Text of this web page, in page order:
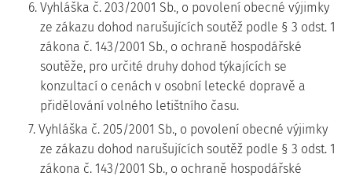
6. Vyhláška č. 203/2001 Sb., o povolení obecné výjimky
ze zákazu dohod narušujících soutěž podle § 3 odst. 1
zákona č. 143/2001 Sb., o ochraně hospodářské
soutěže, pro určité druhy dohod týkajících se
konzultací o cenách v osobní letecké dopravě a
přidělování volného letištního času.
7. Vyhláška č. 205/2001 Sb., o povolení obecné výjimky
ze zákazu dohod narušujících soutěž podle § 3 odst. 1
zákona č. 143/2001 Sb., o ochraně hospodářské